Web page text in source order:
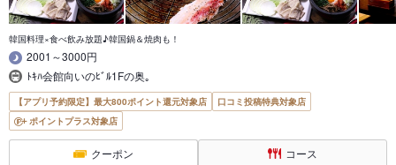
韓国料理×食べ飲み放題♪韓国鍋＆焼肉も！
2001～3000円
ﾄｷﾊ会館向いのﾋﾞﾙ1Fの奥｡
【アプリ予約限定】最大800ポイント還元対象店
口コミ投稿特典対象店
ポイントプラス対象店
クーポン コース